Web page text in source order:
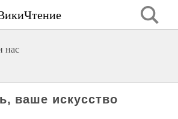
нас
ваше искусство